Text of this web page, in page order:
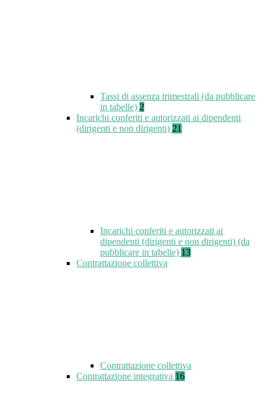
Tassi di assenza trimestrali (da pubblicare
in tabelle) 2
Incarichi conferiti e autorizzati ai dipendenti
(dirigenti e non dirigenti) 21
Incarichi conferiti e autorizzati ai
dipendenti (dirigenti e non dirigenti) (da
pubblicare in tabelle) 13
Contrattazione collettiva
Contrattazione collettiva
Contrattazione integrativa 16